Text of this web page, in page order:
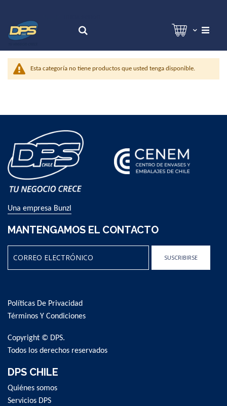
Esta categoría no tiene productos que usted tenga disponible.
Una empresa Bunzl
MANTENGAMOS EL CONTACTO
Our
Newsletter:
SUSCRIBIRSE
Políticas De Privacidad
Términos Y Condiciones
Copyright © DPS.
Todos los derechos reservados
DPS CHILE
Quiénes somos
Servicios DPS